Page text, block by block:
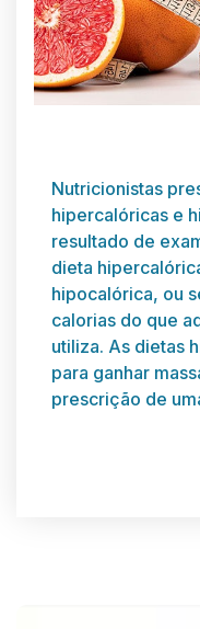
Nutricionistas
hipercalóricas e
resultado de
dieta
hipocalórica, ou
calorias do que
utiliza. As dietas
para ganhar
prescrição de